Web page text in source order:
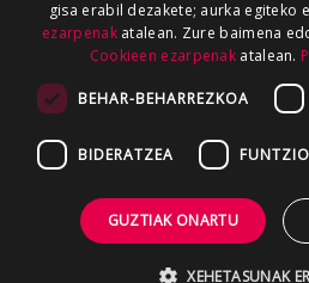
gisa erabil dezakete; aurka egiteko
ezarpenakatalean. Zure baimena
Cookieen ezarpenak atalean.
BEHAR-BEHARREZKOA
BIDERATZEA
GUZTIAK ONARTU
XEHETASUNAK